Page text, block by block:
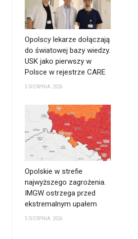
Opolscy lekarze dołączają
do światowej bazy wiedzy.
USK jako pierwszy w
Polsce w rejestrze CARE
5 SIERPNIA 2026
Opolskie w strefie
najwyższego zagrożenia.
IMGW ostrzega przed
ekstremalnym upałem
5 SIERPNIA 2026